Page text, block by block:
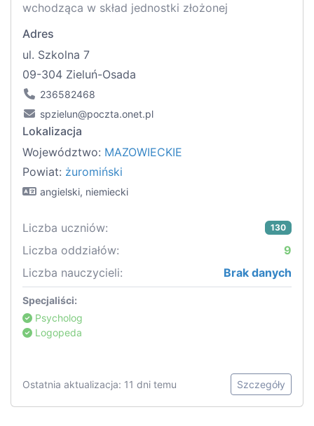
wchodząca w skład jednostki złożonej
Adres
ul. Szkolna 7
09-304 Zieluń-Osada
236582468
spzielun@poczta.onet.pl
Lokalizacja
Województwo: MAZOWIECKIE
Powiat: żuromiński
angielski, niemiecki
Liczba uczniów: 130
Liczba oddziałów:
9
Liczba nauczycieli:
Brak danych
Specjaliści:
Psycholog
Logopeda
Ostatnia aktualizacja: 11 dni temu Szczegóły